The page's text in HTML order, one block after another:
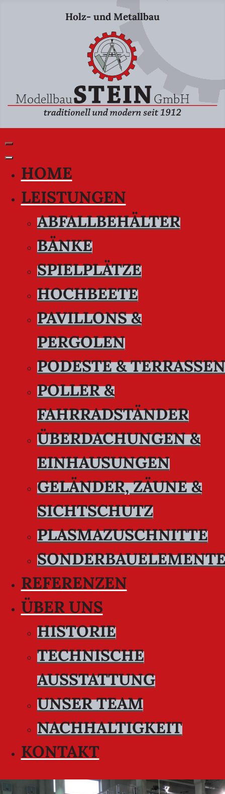
Holz- und Metallbau
HOME
LEISTUNGEN
ABFALLBEHÄLTER
BÄNKE
SPIELPLÄTZE
HOCHBEETE
PAVILLONS &
PERGOLEN
PODESTE & TERRASSEN
POLLER &
FAHRRADSTÄNDER
ÜBERDACHUNGEN &
EINHAUSUNGEN
GELÄNDER, ZÄUNE &
SICHTSCHUTZ
PLASMAZUSCHNITTE
REFERENZEN
ÜBER UNS
HISTORIE
TECHNISCHE
AUSSTATTUNG
UNSER TEAM
NACHHALTIGKEIT
KONTAKT